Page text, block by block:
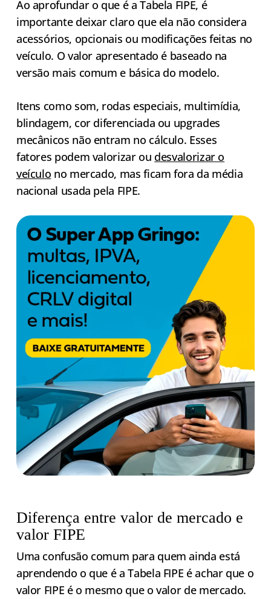
Ao aprofundar o que é a Tabela FIPE, é
importante deixar claro que ela não considera
acessórios, opcionais ou modificações feitas no
veículo. O valor apresentado é baseado na
versão mais comum e básica do modelo.
Itens como som, rodas especiais, multimídia,
blindagem, cor diferenciada ou upgrades
mecânicos não entram no cálculo. Esses
fatores podem valorizar ou desvalorizar o
veículo no mercado, mas ficam fora da média
nacional usada pela FIPE.
Diferença entre valor de mercado e
valor FIPE
Uma confusão comum para quem ainda está
aprendendo o que é a Tabela FIPE é achar que o
valor FIPE é o mesmo que o valor de mercado.